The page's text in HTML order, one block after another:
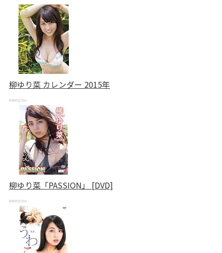
柳ゆり菜 カレンダー 2015年
柳ゆり菜「PASSION」 [DVD]